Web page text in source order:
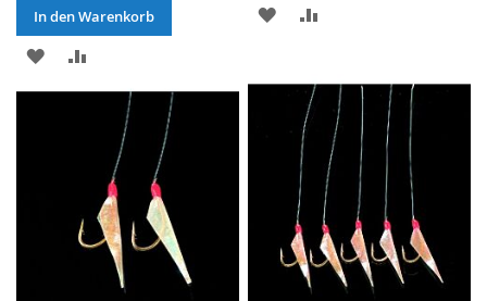
In den Warenkorb
ZUR
WUNSCHLISTE
HINZUFÜGEN
VERGLEICHSLISTE
HINZUFÜGEN
ZUR
HINZUFÜGEN
HINZUFÜGEN